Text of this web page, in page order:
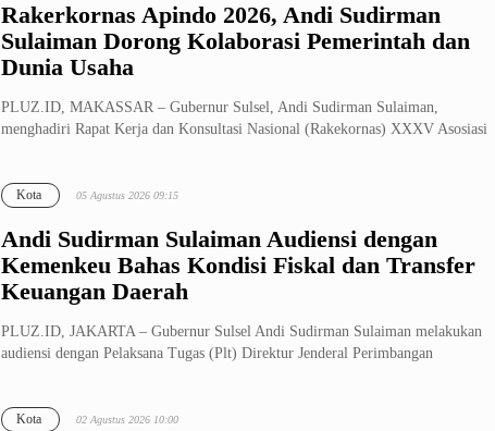
Rakerkornas Apindo 2026, Andi Sudirman
Sulaiman Dorong Kolaborasi Pemerintah dan
Dunia Usaha
PLUZ.ID, MAKASSAR – Gubernur Sulsel, Andi Sudirman Sulaiman,
menghadiri Rapat Kerja dan Konsultasi Nasional (Rakekornas) XXXV Asosiasi
Andi Sudirman Sulaiman Audiensi dengan
Kemenkeu Bahas Kondisi Fiskal dan Transfer
Keuangan Daerah
Kota 05 Agustus 2026 09:15
PLUZ.ID, JAKARTA – Gubernur Sulsel Andi Sudirman Sulaiman melakukan
audiensi dengan Pelaksana Tugas (Plt) Direktur Jenderal Perimbangan
Kota 02 Agustus 2026 10:00